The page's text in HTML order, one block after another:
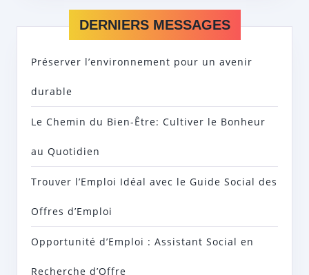
DERNIERS MESSAGES
Préserver l’environnement pour un avenir
durable
Le Chemin du Bien-Être: Cultiver le Bonheur
au Quotidien
Trouver l’Emploi Idéal avec le Guide Social des
Offres d’Emploi
Opportunité d’Emploi : Assistant Social en
Recherche d’Offre